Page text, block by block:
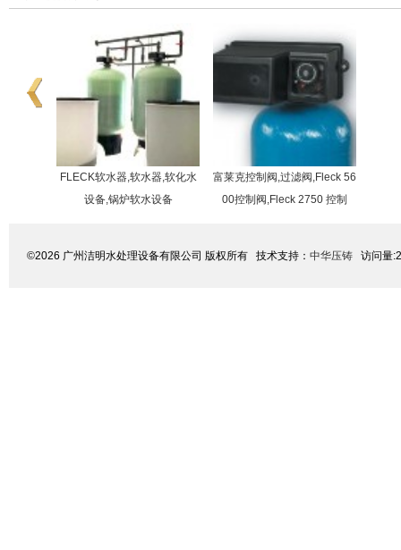
FLECK软水器,软水器,软化水
设备,锅炉软水设备
富莱克控制阀,过滤阀,Fleck 56
00控制阀,Fleck 2750 控制
©2026 广州洁明水处理设备有限公司 版权所有 技术支持： 中华压铸 访问量